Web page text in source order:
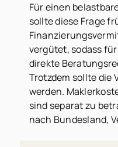
Für einen
sollte diese Frage
vergütet, sodass
direkte
Trotzdem sollte die
werden.
sind separat zu
nach Bundesland,